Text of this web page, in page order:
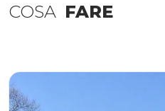
COSA FARE